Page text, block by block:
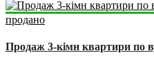
продано
Продаж 3-кімн квартири по